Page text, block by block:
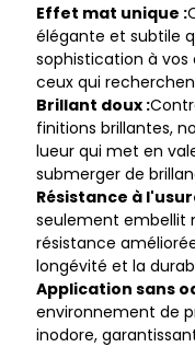
Effet mat unique :
élégante et subtile
sophistication à
ceux qui
Brillant doux :
finitions brillantes,
lueur qui met en
submerger de
Résistance à
seulement embellit
résistance
longévité et la
Application sans
environnement de
inodore,